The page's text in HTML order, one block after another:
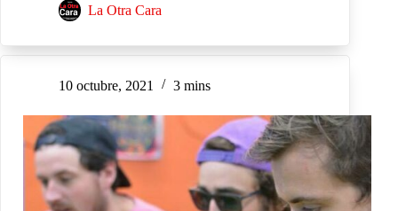
La Otra Cara
10 octubre, 2021 3 mins